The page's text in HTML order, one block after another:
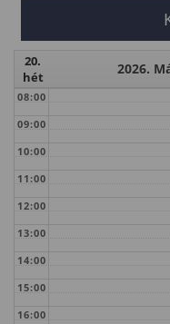
20.
hét
2026.
08:00
09:00
10:00
11:00
12:00
13:00
14:00
15:00
16:00